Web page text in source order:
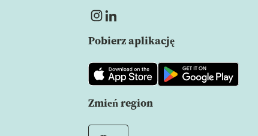
Pobierz aplikację
Zmień region